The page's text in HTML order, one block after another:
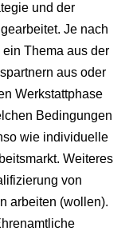
und der
Je nach
ein Thema aus der
aus oder
Werkstattphase
Bedingungen
wie individuelle
Weiteres
von
arbeiten (wollen).